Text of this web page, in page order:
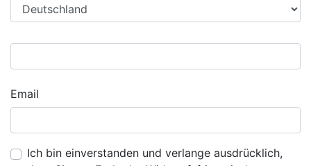
Email
Ich bin einverstanden und verlange ausdrücklich,